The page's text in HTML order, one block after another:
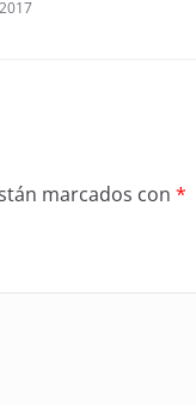
marcados con *